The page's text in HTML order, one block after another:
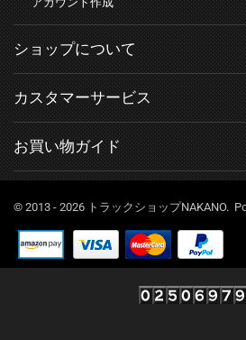
ショップについて
カスタマーサービス
お買い物ガイド
© 2013 - 2026 トラックショップNAKANO.